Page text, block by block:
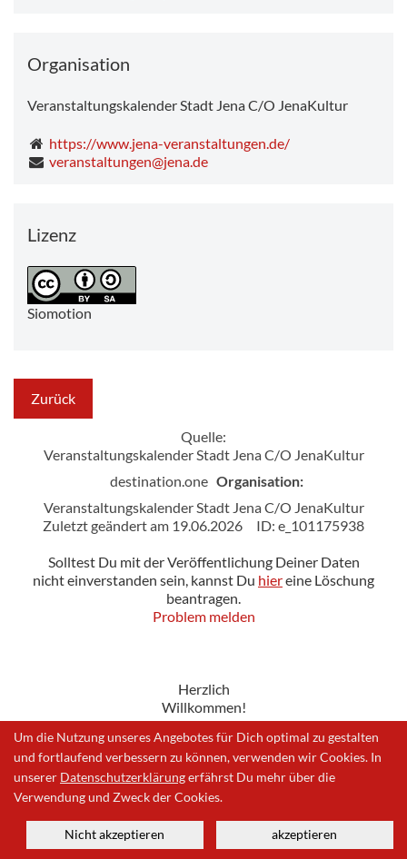
Organisation
Veranstaltungskalender Stadt Jena C/O JenaKultur
https://www.jena-veranstaltungen.de/
veranstaltungen@jena.de
Lizenz
Siomotion
Zurück
Quelle:
Veranstaltungskalender Stadt Jena C/O JenaKultur
destination.one Organisation:
Veranstaltungskalender Stadt Jena C/O JenaKultur
Zuletzt geändert am 19.06.2026
ID: e_101175938
Solltest Du mit der Veröffentlichung Deiner Daten
nicht einverstanden sein, kannst Du hiereine Löschung
beantragen.
Problem melden
Herzlich
Willkommen!
Impressum|Datenschutzerklärung |Problem melden
© 2026 | Ein Produkt der destination.one GmbH
Um die Nutzung unseres Angebotes für Dich optimal zu gestalten
und fortlaufend verbessern zu können, verwenden wir Cookies. In
unserer Datenschutzerklärungerfährst Du mehr über die
Verwendung und Zweck der Cookies.
Nicht akzeptieren akzeptieren